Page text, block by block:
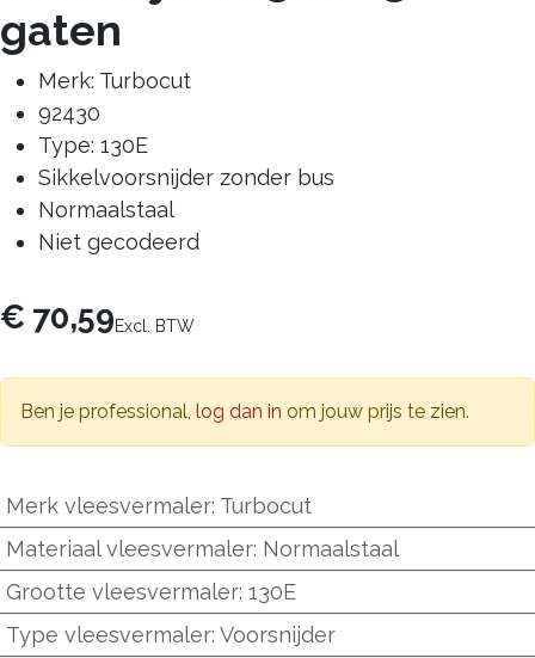
gaten
Merk: Turbocut
92430
Type: 130E
Sikkelvoorsnijder zonder bus
Normaalstaal
Niet gecodeerd
€ 70,59Excl. BTW
Ben je professional, log dan in om jouw prijs te zien.
Merk vleesvermaler: Turbocut
Materiaal vleesvermaler: Normaalstaal
Grootte vleesvermaler: 130E
Type vleesvermaler: Voorsnijder